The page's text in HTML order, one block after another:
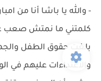
- والله يا باشا أنا من
كلمتني ما نمتش صعب
بلغت حقوق الطفل
والاعتداءات عليهم في